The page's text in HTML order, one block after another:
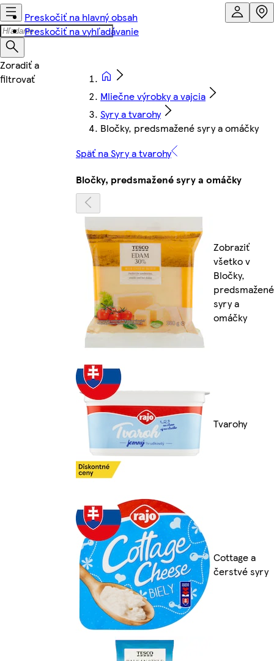
Preskočiť na hlavný obsah
Preskočiť na vyhľadávanie
Mliečne výrobky a vajcia
Syry a tvarohy
Bločky, predsmažené syry a omáčky
Späť na Syry a tvarohy
Bločky, predsmažené syry a omáčky
Zobraziť
všetko v
Bločky,
predsmažené
syry a
omáčky
Tvarohy
Cottage a
čerstvé syry